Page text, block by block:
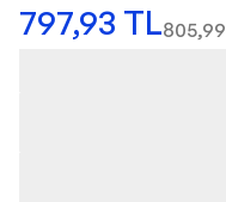
797,93 TL805,99